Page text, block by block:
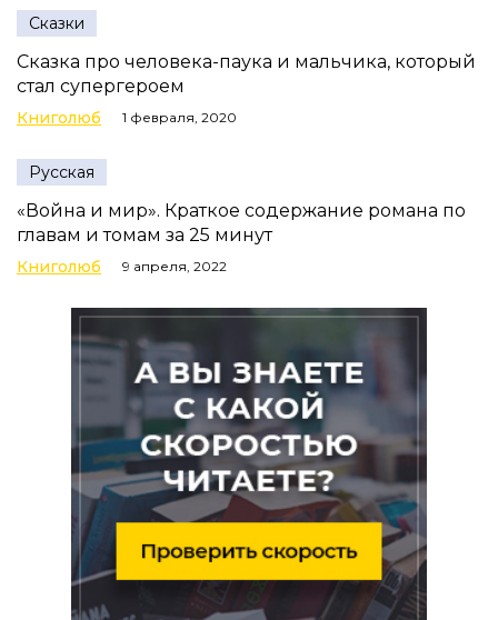
Сказки
Сказка про человека-паука и мальчика, который
стал супергероем
Книголюб 1 февраля, 2020
Русская
«Война и мир». Краткое содержание романа по
главам и томам за 25 минут
Книголюб 9 апреля, 2022